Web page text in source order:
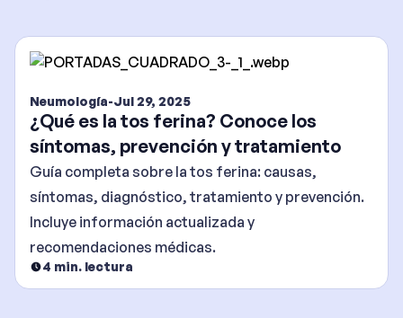
Neumología-Jul 29, 2025
¿Qué es la tos ferina? Conoce los
síntomas, prevención y tratamiento
Guía completa sobre la tos ferina: causas,
síntomas, diagnóstico, tratamiento y prevención.
Incluye información actualizada y
recomendaciones médicas.
4 min. lectura